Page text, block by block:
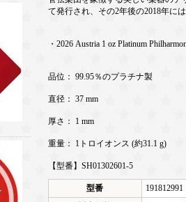
て発行され、その2年後の2018年に
・2026 Austria 1 oz Platinum
品位： 99.95％のプラチナ製
直径： 37 mm
厚さ： 1 mm
重量： 1トロイオンス (約31.1 g)
【型番】SH01302601-5
型番
191812991